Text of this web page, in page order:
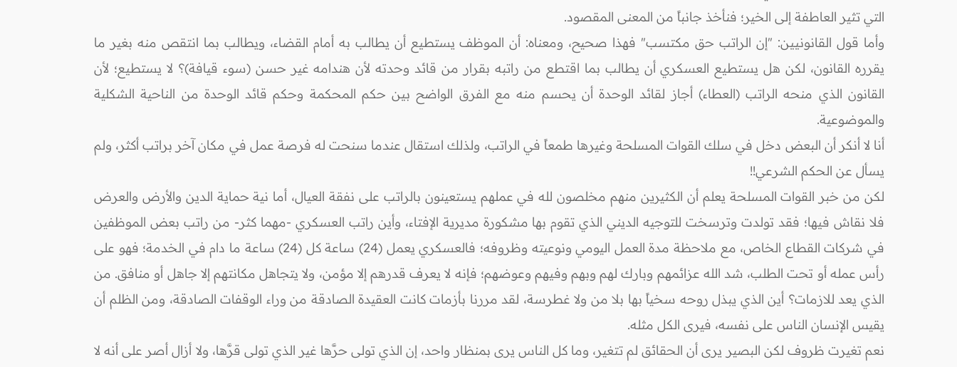
التي تثير العاطفة إلى الخير؛ فنأخذ جانباً من المعنى المقصود.
وأما قول القانونيين: "إن الراتب حق مكتسب" فهذا صحيح، ومعناه: أن الموظف يستطيع أن يطالب به أمام القضاء، ويطالب بما انتقص منه بغير ما
يقرره القانون، لكن هل يستطيع العسكري أن يطالب بما اقتطع من راتبه بقرار من قائد وحدته لأن هندامه غير حسن (سوء قيافة)؟ لا يستطيع؛ لأن
القانون الذي منحه الراتب (العطاء) أجاز لقائد الوحدة أن يحسم منه مع الفرق الواضح بين حكم المحكمة وحكم قائد الوحدة من الناحية الشكلية
والموضوعية.
أنا لا أنكر أن البعض دخل في سلك القوات المسلحة وغيرها طمعاً في الراتب، ولذلك استقال عندما سنحت له فرصة عمل في مكان آخر براتب أكثر، ولم
يسأل عن الحكم الشرعي!!
لكن من خبر القوات المسلحة يعلم أن الكثيرين منهم مخلصون لله في عملهم يستعينون بالراتب على نفقة العيال، أما نية حماية الدين والأرض والعرض
فلا نقاش فيها؛ فقد تولدت وترسخت للتوجيه الديني الذي تقوم بها مشكورة مديرية الإفتاء، وأين راتب العسكري -مهما كثر- من راتب بعض الموظفين
في شركات القطاع الخاص، مع ملاحظة مدة العمل اليومي ونوعيته وظروفه؛ فالعسكري يعمل (24) ساعة كل (24) ساعة ما دام في الخدمة؛ فهو على
رأس عمله أو تحت الطلب، شد الله عزائمهم وبارك لهم وبهم وفيهم وعوضهم؛ فإنه لا يعرف قدرهم إلا مؤمن، ولا يتجاهل مكانتهم إلا جاهل أو منافق. من
الذي يعد للازمات؟ أين الذي يبذل روحه سخياً بها بلا من ولا غطرسة، لقد مررنا بأزمات كانت العقيدة الصادقة من وراء الوقفات الصادقة، ومن الظلم أن
يقيس الإنسان الناس على نفسه، فيرى الكل مثله.
نعم تغيرت ظروف لكن البصير يرى أن الحقائق لم تتغير، وما كل الناس يرى بمنظار واحد، إن الذي تولى حرَّها غير الذي تولى قرَّها، ولا أزال أصر على أنه لا